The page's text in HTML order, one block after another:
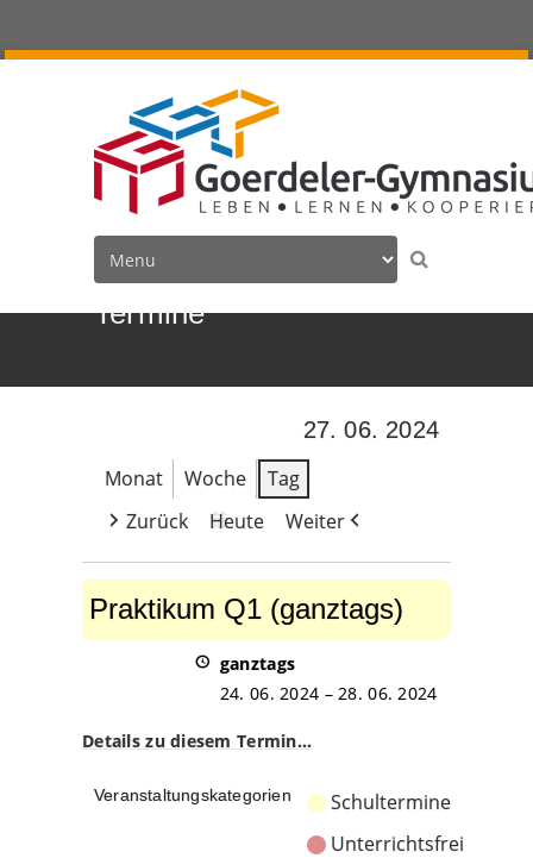
Termine
27. 06. 2024
Monat
Woche
Tag
Zurück
Heute Weiter
Praktikum
Q1
Praktikum Q1 (ganztags)
ganztags
24. 06. 2024 –28. 06. 2024
Details zu diesem Termin…
Veranstaltungskategorien
Schultermine
Unterrichtsfrei